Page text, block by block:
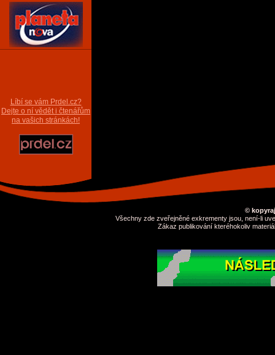
Líbí se vám Prdel.cz?
Dejte o ní vědět i čtenářům
na vašich stránkách!
©
Všechny zde zveřejněné exkrementy jsou, není-li
Zákaz publikování kteréhokoliv